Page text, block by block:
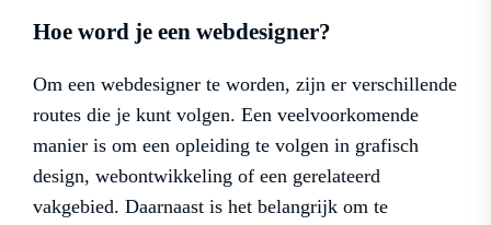
Hoe word je een webdesigner?
Om een webdesigner te worden, zijn er verschillende
routes die je kunt volgen. Een veelvoorkomende
manier is om een opleiding te volgen in grafisch
design, webontwikkeling of een gerelateerd
vakgebied. Daarnaast is het belangrijk om te